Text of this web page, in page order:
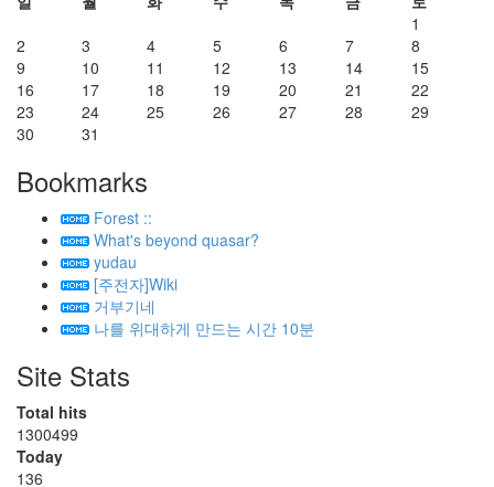
1
2
3 4 5 6 7
8
9
10 11 12 13 14
15
16
17 18 19 20 21
22
23
24 25 26 27 28
29
30
31
Bookmarks
Forest ::
What's beyond quasar?
yudau
[주전자]Wiki
거부기네
나를 위대하게 만드는 시간 10분
Site Stats
Total hits
1300499
Today
136